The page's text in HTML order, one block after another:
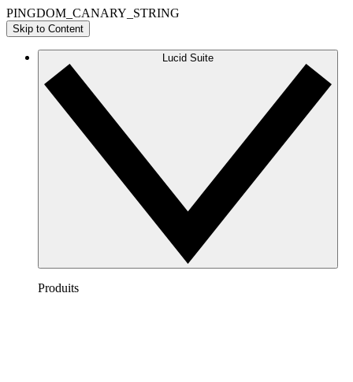
PINGDOM_CANARY_STRING
Skip to Content
Lucid Suite
Produits